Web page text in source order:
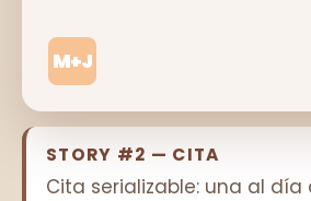
M+J
STORY #2 — CITA
Cita serializable: una al